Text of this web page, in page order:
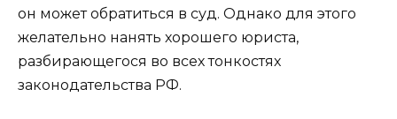
он может обратиться в суд. Однако для этого
желательно нанять хорошего юриста,
разбирающегося во всех тонкостях
законодательства РФ.